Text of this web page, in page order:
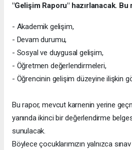
"Gelişim Raporu" hazırlanacak. Bu
- Akademik gelişim,
- Devam durumu,
- Sosyal ve duygusal gelişim,
- Öğretmen değerlendirmeleri,
- Öğrencinin gelişim düzeyine ilişkin
Bu rapor, mevcut karnenin yerine
yanında ikinci bir değerlendirme
sunulacak.
Böylece çocuklarımızın yalnızca